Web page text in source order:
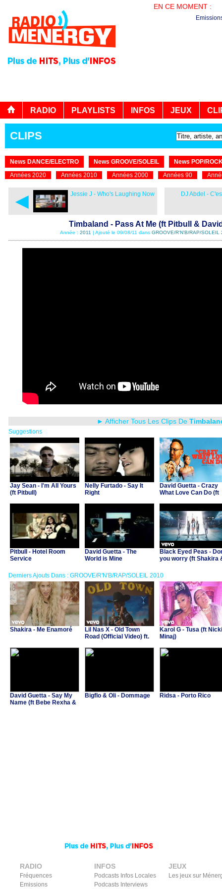
EN CE MOMENT :
RADIO PLAYLISTS INFOS JEUX
CLIPS
News DANCE/ELECTRO News GROOVE/SOLEIL
News POP/
Années 2020
Années 2010 Années 2000 Années 90
◄ Jessie J - Who's Laughing Now DJ Abdel -
Timbaland - Pass At Me (ft Pitbull &
Année : 2011 | Ajouté le 09/08/11 dans GROOVE/R'N'B/RAP/SOLEIL
► Afficher Tous Les Clips De
Suggestions
Jay Sean - I'm All Yours
(ft Pitbull)
Nelly Furtado - Say It
Right
David Guetta - Crazy
What Love Can Do (ft
Pitbull - Hotel Room
Service
David Guetta - The
World is Mine
Black Eyed Peas -
you worry (ft Shakira
Derniers Ajouts Dans : GROOVE/R'N'B/RAP/SOLEIL 2010
Shakira - Me Enamoré
Lil Nas X - Old Town
Road (Official Video) ft.
Karol G - Tusa (ft Nicki
Minaj)
David Guetta - Say My
Name (ft Bebe Rexha &
Bigflo & Oli - Dommage Ridsa - Porto Rico
RADIO
Fréquences
Emissions
INFOS
Podcasts Infos Locales
Podcasts Interviews
JEUX
Les jeux sur